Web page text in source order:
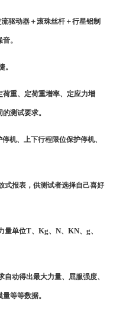
流驱动器＋滚珠丝杆＋行星铝制
。
。
重、定荷重增率、定应力增
测试要求。
机、上下行程限位保护停机、
式报表，供测试者选择自己喜好
量单位T、Kg、N、KN、g、
动得出最大力量、屈服强度、
等等数据。